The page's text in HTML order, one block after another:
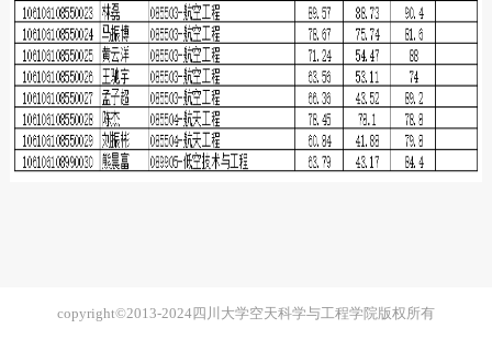
copyright©2013-2024四川大学空天科学与工程学院版权所有